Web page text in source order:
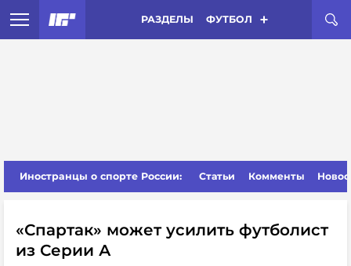
РАЗДЕЛЫ ФУТБОЛ
Иностранцы о спорте России: Статьи Комменты
«Спартак» может усилить футболист
из Серии А